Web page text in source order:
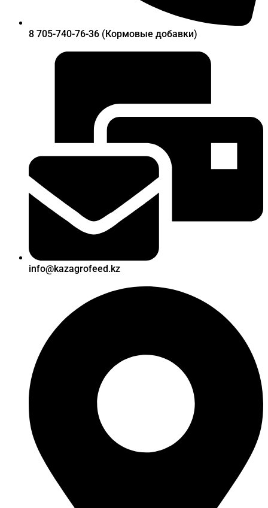
8 705-740-76-36 (Кормовые добавки)
info@kazagrofeed.kz